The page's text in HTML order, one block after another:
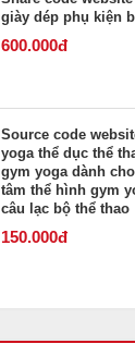
giày dép phụ kiện
600.000đ
Source code
yoga thể dục thể
gym yoga dành
tâm thể hình gym
câu lạc bộ thể thao
150.000đ